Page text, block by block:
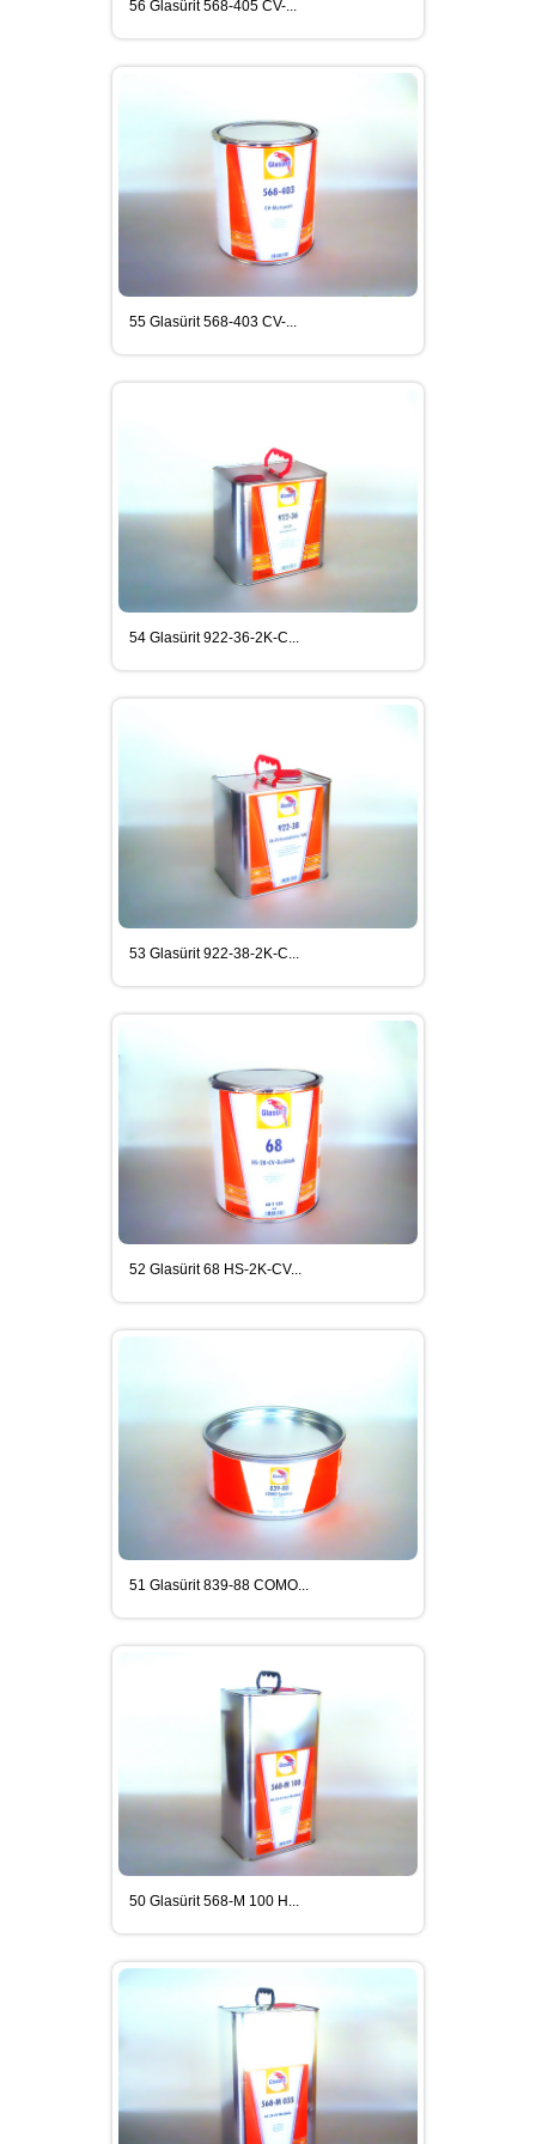
MEGUIARS CAR CARE ÜRÜNLER
SIKA YAPI KIMYASALLARI
DIĞER SARF MALZEMELERI
SIKAGARD ARAÇ ALT KORUMA
SIKAFLEX POLIÜRETAN ESASLI
OTOCAM YAPIŞTIRICILAR
YAPIŞTIRICI VE İZOLASYON
MALZEMELERI
SIKAFLEX POLIÜRETAN VE HIBRIT
ESASLI YAPIŞTIRICILAR VE
İZOLASYON MALZEMELERI
AKSESUARLAR
SIKALOSTOMER BITÜL KAUÇUK
ESASLI İZOLASYON MALZEMELERI
SIKAFORCE SERISI ÇIFT
KOMPONENTLI YAPISAL
YAPIŞTIRICILAR
PRIMER (ASTARLAR)
56 Glasürit 568-405 CV-...
55 Glasürit 568-403 CV-...
54 Glasürit 922-36-2K-C...
53 Glasürit 922-38-2K-C...
52 Glasürit 68 HS-2K-CV...
51 Glasürit 839-88 COMO...
50 Glasürit 568-M 100 H...